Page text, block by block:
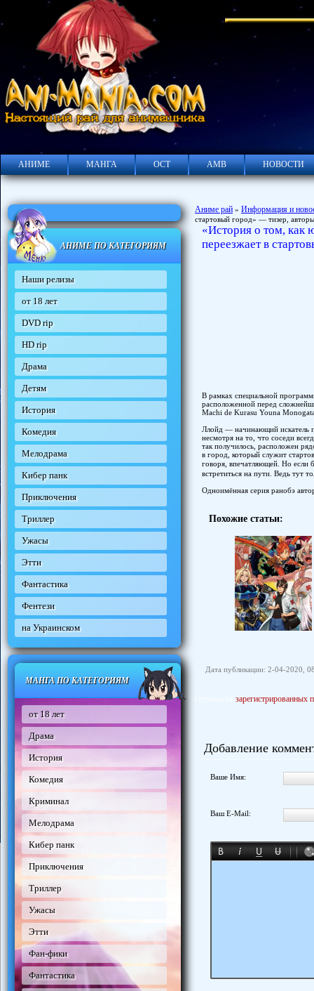
АНИМЕ МАНГА ОСТ АМВ НОВОСТИ
АНИМЕ ПО КАТЕГОРИЯМ
Наши релизы
от 18 лет
DVD rip
HD rip
Драма
Детям
История
Комедия
Мелодрама
Кибер панк
Приключения
Триллер
Ужасы
Этти
Фантастика
Фентези
на Украинском
МАНГА ПО КАТЕГОРИЯМ
от 18 лет
Драма
История
Комедия
Криминал
Мелодрама
Кибер панк
Приключения
Триллер
Ужасы
Этти
Фан-фики
Фантастика
Аниме рай » Информация и
стартовый город» — тизер,
«История о том, как
переезжает в
В рамках специальной
расположенной перед
Machi de Kurasu Youna
Ллойд — начинающий искатель
несмотря на то, что соседи
так получилось, расположен
в город, который служит
говоря, впечатляющей. Но если
встретиться на пути. Ведь тут
Одноимённая серия ранобэ
Похожие статьи:
Дата публикации: 2-04-2020,
зарегистрированных
Добавление
Ваше Имя:
Ваш E-Mail: